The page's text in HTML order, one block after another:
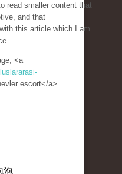
read smaller content that
and that
this article which I am
<a
escort</a>
泡